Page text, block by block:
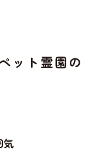
ット霊園の
気